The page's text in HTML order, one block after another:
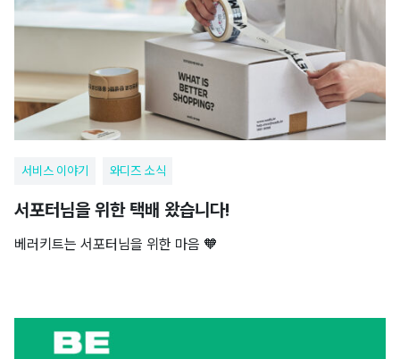
서비스 이야기 와디즈 소식
서포터님을 위한 택배 왔습니다!
베러키트는 서포터님을 위한 마음 🧡